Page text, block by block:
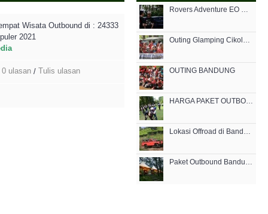
Rovers Adventure EO Outbound Lembang Cikole
Outing Glamping Cikole Bandung
OUTING BANDUNG
HARGA PAKET OUTBOUND MURAH DI CIKOLE LEMBANG BANDUNG 2021
Lokasi Offroad di Bandung Terbaik 2022
Paket Outbound Bandung Lembang 3 Hari 2 Malam
: 24333
Wisata Outbound di
2021
0 ulasan/ Tulis ulasan